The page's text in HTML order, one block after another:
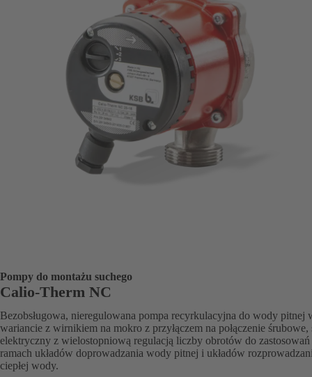
Pompy do montażu suchego
Calio-Therm NC
Bezobsługowa, nieregulowana pompa recyrkulacyjna do wody pitnej
wariancie z wirnikiem na mokro z przyłączem na połączenie
elektryczny z wielostopniową regulacją liczby obrotów do
ramach układów doprowadzania wody pitnej i układów
ciepłej wody.